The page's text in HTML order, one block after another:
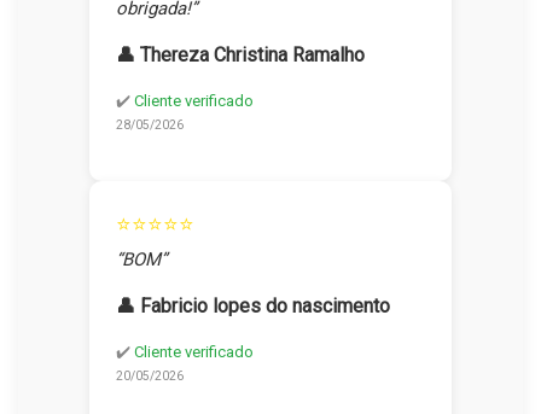
obrigada!”
👤 Thereza Christina Ramalho
✔️ Cliente verificado
28/05/2026
⭐⭐⭐⭐⭐
“BOM”
👤 Fabricio lopes do nascimento
✔️ Cliente verificado
20/05/2026